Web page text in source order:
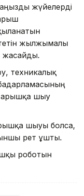
жүйелерді
жылжымалы
жасайды.
техникалық
ғарышқа шығу
шығуы болса,
рет ұшты.
роботын